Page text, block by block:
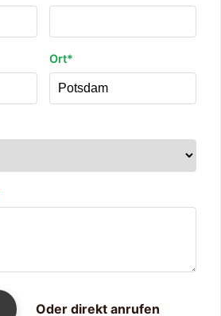
Ort*
Oder direkt anrufen